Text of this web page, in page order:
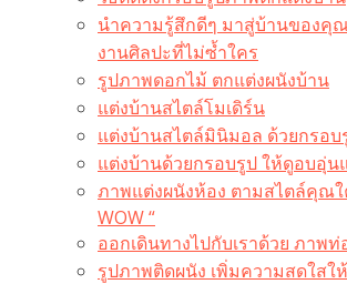
นำความรู้สึกดีๆ มาสู่บ้านของคุ
งานศิลปะที่ไม่ซ้ำใคร
รูปภาพดอกไม้ ตกแต่งผนังบ้าน
แต่งบ้านสไตล์โมเดิร์น
แต่งบ้านสไตล์มินิมอล ด้วยกรอ
แต่งบ้านด้วยกรอบรูป ให้ดูอบอุ่น
ภาพแต่งผนังห้อง ตามสไตล์คุณใ
WOW “
ออกเดินทางไปกับเราด้วย ภาพท่
รูปภาพติดผนัง เพิ่มความสดใส